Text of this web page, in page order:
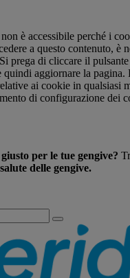
è accessibile perché i
a questo contenuto, è
prega di cliccare il
aggiornare la pagina.
ai cookie in qualsiasi
di configurazione dei
giusto per le tue gengive?
delle gengive.